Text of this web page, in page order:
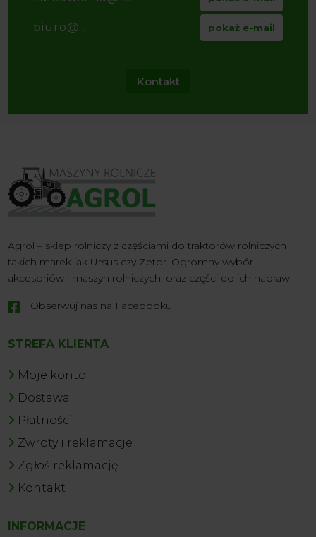
biuro@ ... pokaż e-mail
Kontakt
Agrol – sklep rolniczy z częściami do traktorów rolniczych
takich marek jak Ursus czy Zetor. Ogromny wybór
akcesoriów i maszyn rolniczych, oraz części do ich napraw.
 Obserwuj nas na Facebooku
STREFA KLIENTA
Moje konto
Dostawa
Płatności
Zwroty i reklamacje
Zgłoś reklamację
Kontakt
INFORMACJE